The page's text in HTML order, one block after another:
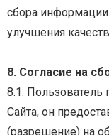
сбора информации
улучшения
8. Согласие на
8.1. Пользователь
Сайта, он
(разрешение) на